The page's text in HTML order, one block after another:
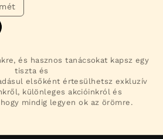
és hasznos tanácsokat kapsz egy
tiszta és
elsőként értesülhetsz exkluzív
különleges akcióinkról és
mindig legyen ok az örömre.